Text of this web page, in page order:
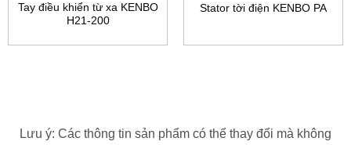
Tay điều khiển từ xa KENBO
H21-200
Stator tời điện KENBO PA
Lưu ý: Các thông tin sản phẩm có thể thay đổi mà không